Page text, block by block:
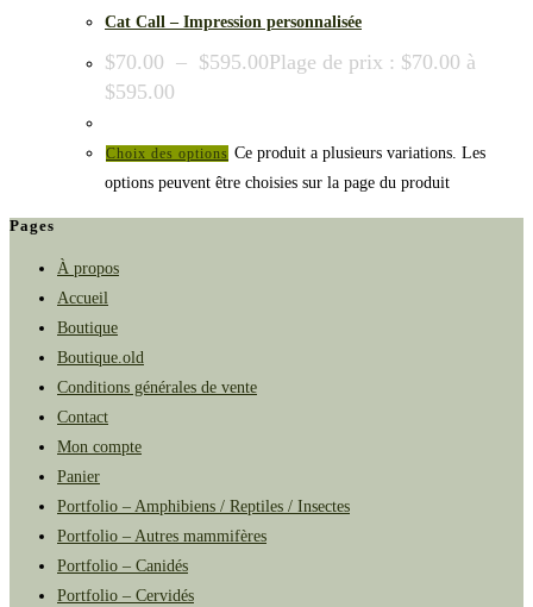
Cat Call – Impression personnalisée
$70.00 – $595.00Plage de prix : $70.00 à
$595.00
Choix des options Ce produit a plusieurs variations. Les
options peuvent être choisies sur la page du produit
Pages
À propos
Accueil
Boutique
Boutique.old
Conditions générales de vente
Contact
Mon compte
Panier
Portfolio – Amphibiens / Reptiles / Insectes
Portfolio – Autres mammifères
Portfolio – Canidés
Portfolio – Cervidés